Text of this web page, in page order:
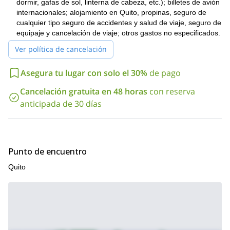
dormir, gafas de sol, linterna de cabeza, etc.); billetes de avión
internacionales; alojamiento en Quito, propinas, seguro de
cualquier tipo seguro de accidentes y salud de viaje, seguro de
equipaje y cancelación de viaje; otros gastos no especificados.
Ver política de cancelación
Asegura tu lugar con solo el 30% de pago
Cancelación gratuita en 48 horas con reserva
anticipada de 30 días
Punto de encuentro
Quito